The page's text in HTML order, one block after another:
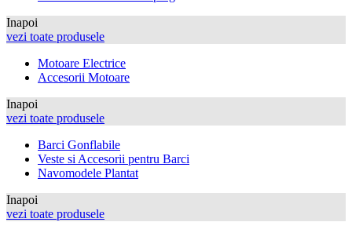
Inapoi
vezi toate produsele
Motoare Electrice
Accesorii Motoare
Inapoi
vezi toate produsele
Barci Gonflabile
Veste si Accesorii pentru Barci
Navomodele Plantat
Inapoi
vezi toate produsele